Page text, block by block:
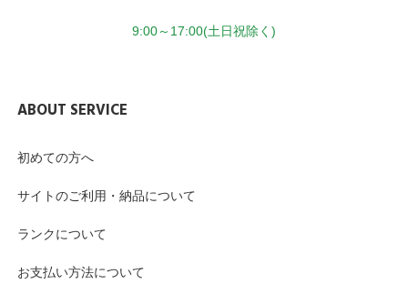
9:00～17:00(土日祝除く)
ABOUT SERVICE
初めての方へ
サイトのご利用・納品について
ランクについて
お支払い方法について